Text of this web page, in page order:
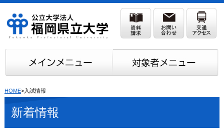
HOME>入試情報
新着情報